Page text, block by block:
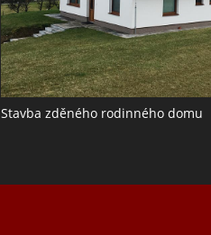
Stavba zděného rodinného domu